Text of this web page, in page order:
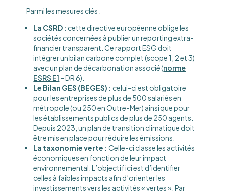
Parmi les mesures clés :
La CSRD : cette directive européenne oblige les
sociétés concernées à publier un reporting extra-
financier transparent. Ce rapport ESG doit
intégrer un bilan carbone complet (scope 1, 2 et 3)
avec un plan de décarbonation associé (norme
ESRS E1 – DR 6).
Le Bilan GES (BEGES) : celui-ci est obligatoire
pour les entreprises de plus de 500 salariés en
métropole (ou 250 en Outre-Mer) ainsi que pour
les établissements publics de plus de 250 agents.
Depuis 2023, un plan de transition climatique doit
être mis en place pour réduire les émissions.
La taxonomie verte : Celle-ci classe les activités
économiques en fonction de leur impact
environnemental. L’objectif ici est d’identifier
celles à faibles impacts afin d’orienter les
investissements vers les activités « vertes ». Par